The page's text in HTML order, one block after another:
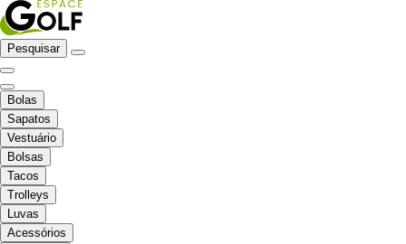
Pesquisar
Bolas
Sapatos
Vestuário
Bolsas
Tacos
Trolleys
Luvas
Acessórios